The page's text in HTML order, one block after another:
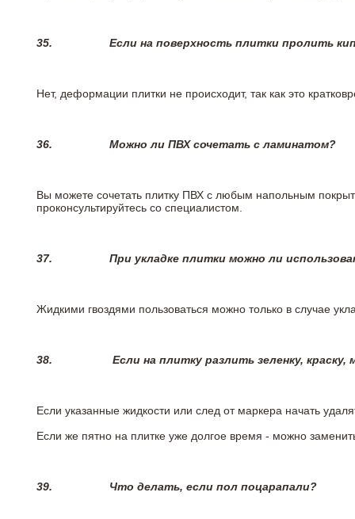
35. Если на поверхность плитки пролить
Нет, деформации плитки не происходит, так как это
36. Можно ли ПВХ сочетать с ламинатом?
Вы можете сочетать плитку ПВХ с любым напольным
проконсультируйтесь со специалистом.
37. При укладке плитки можно ли
Жидкими гвоздями пользоваться можно только в случае
38. Если на плитку разлить зеленку,
Если указанные жидкости или след от маркера начать
Если же пятно на плитке уже долгое время - можно
39. Что делать, если пол поцарапали?